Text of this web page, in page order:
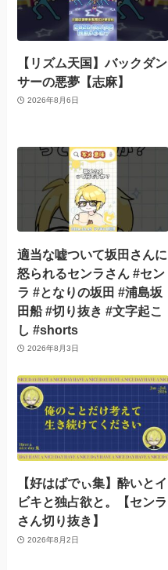
【リズム天国】バックダン
サーの悪夢【志麻】
2026年8月6日
適当な嘘ついて坂田さんに
怒られるセンラさん #セン
ラ #となりの坂田 #浦島坂
田船 #切り抜き #文字起こ
し #shorts
2026年8月3日
【好はばでぃ集】酔いとイ
ビキと独占欲と。【センラ
さん切り抜き】
2026年8月2日